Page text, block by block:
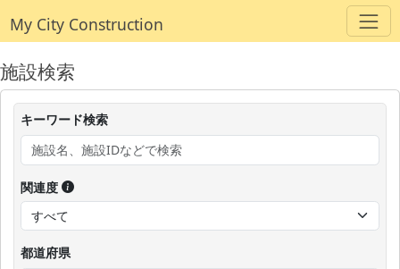
My City Construction
施設検索
キーワード検索
関連度
都道府県